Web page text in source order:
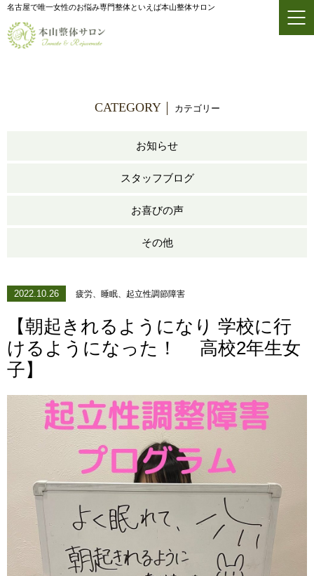
名古屋で唯一女性のお悩み専門整体といえば本山整体サロン
CATEGORY カテゴリー
お知らせ
スタッフブログ
お喜びの声
その他
2022.10.26 疲労、睡眠、起立性調節障害
【朝起きれるようになり 学校に行
けるようになった！ 高校2年生女
子】